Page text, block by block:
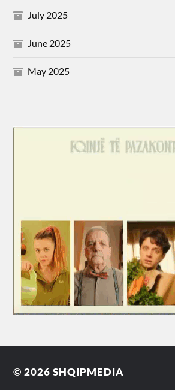
July 2025
June 2025
May 2025
© 2026SHQIPMEDIA